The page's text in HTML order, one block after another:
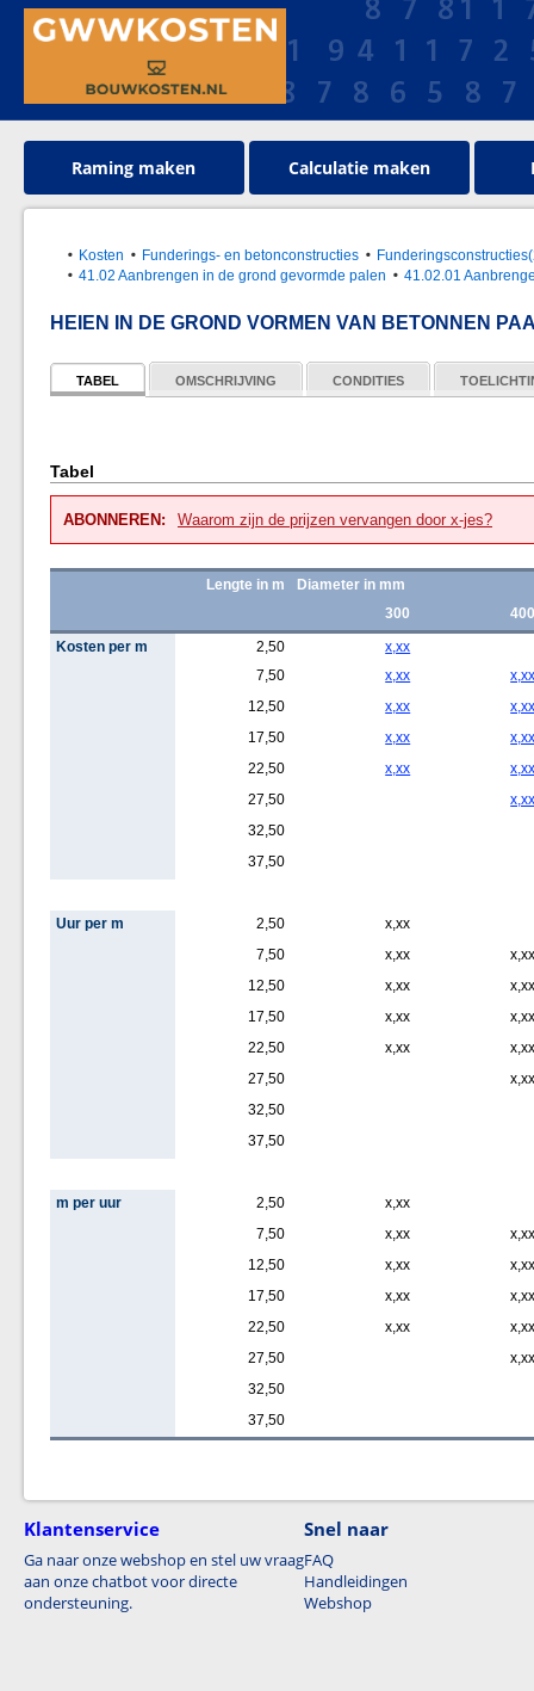
Raming maken Calculatie maken
Kosten Funderings- en betonconstructies
41.02 Aanbrengen in de grond gevormde palen
41.02.01
HEIEN IN DE GROND VORMEN VAN BETONNEN
TABEL OMSCHRIJVING CONDITIES
Tabel
ABONNEREN: Waarom zijn de prijzen vervangen door x-jes?
Lengte in m
Diameter in mm
300
Kosten per m
2,50
x,xx
7,50
x,xx
12,50
x,xx
17,50
x,xx
22,50
x,xx
27,50
32,50
37,50
Uur per m 2,50
x,xx
7,50
x,xx
12,50
x,xx
17,50
x,xx
22,50
x,xx
27,50
32,50
37,50
m per uur 2,50
x,xx
7,50
x,xx
12,50
x,xx
17,50
x,xx
22,50
x,xx
27,50
32,50
37,50
Klantenservice
Ga naar onze webshop en stel uw vraag
aan onze chatbot voor directe
ondersteuning.
Snel naar
FAQ
Handleidingen
Webshop